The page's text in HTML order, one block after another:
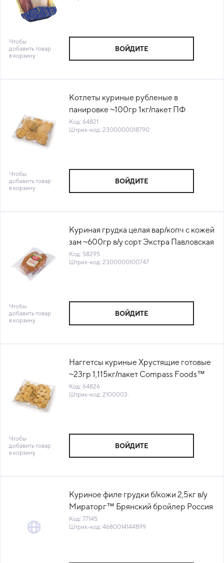
Чтобы
добавить товар
в корзину
ВОЙДИТЕ
Котлеты куриные рубленые в
панировке ~100гр 1кг/пакет ПФ
Compass Foods (1010723680) (КОД
64821) (-18°С)
Код: 64821
Штрих-код: 2300000018790
Чтобы
добавить товар
в корзину
ВОЙДИТЕ
Куриная грудка целая вар/копч с кожей
зам ~600гр в/у сорт Экстра Павловская
курочка™ Россия (КОД 58295)(-18°С)
Код: 58295
Штрих-код: 2300000100747
Чтобы
добавить товар
в корзину
ВОЙДИТЕ
Наггетсы куриные Хрустящие готовые
~23гр 1,115кг/пакет Compass Foods™
(1010722480)(КОД 64826) (-18°С)
Код: 64826
Штрих-код: 2100003.
Чтобы
добавить товар
в корзину
ВОЙДИТЕ
Куриное филе грудки б/кожи 2,5кг в/у
Мираторг™ Брянский бройлер Россия
(КОД 77145) (-18°С)
Код: 77145
Штрих-код: 4680014144899